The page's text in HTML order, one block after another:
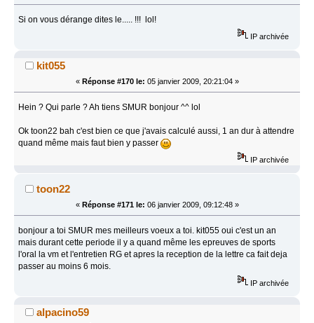
Si on vous dérange dites le..... !!! lol!
IP archivée
kit055
« Réponse #170 le: 05 janvier 2009, 20:21:04 »
Hein ? Qui parle ? Ah tiens SMUR bonjour ^^ lol
Ok toon22 bah c'est bien ce que j'avais calculé aussi, 1 an dur à attendre
quand même mais faut bien y passer
IP archivée
toon22
« Réponse #171 le: 06 janvier 2009, 09:12:48 »
bonjour a toi SMUR mes meilleurs voeux a toi. kit055 oui c'est un an
mais durant cette periode il y a quand même les epreuves de sports
l'oral la vm et l'entretien RG et apres la reception de la lettre ca fait deja
passer au moins 6 mois.
IP archivée
alpacino59